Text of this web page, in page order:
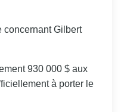
concernant Gilbert
930 000 $ aux
à porter le